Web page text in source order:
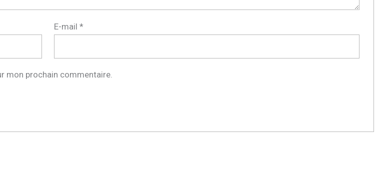
E-mail*
mon prochain commentaire.